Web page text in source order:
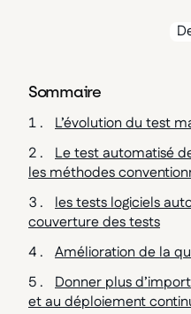
Sommaire
L’évolution du test
Le test automatisé
les méthodes
les tests logiciels
couverture des tests
Amélioration de la
Donner plus
et au déploiement